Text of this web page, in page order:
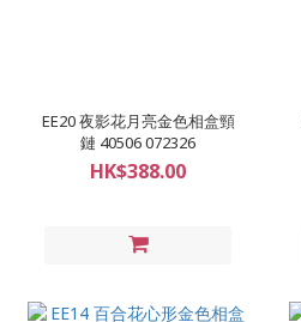
EE20 夜影花月亮金色相盒頸
鏈 40506 072326
HK$388.00